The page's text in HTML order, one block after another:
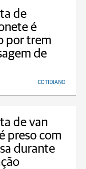
de
é
por trem
de
COTIDIANO
de van
preso com
durante